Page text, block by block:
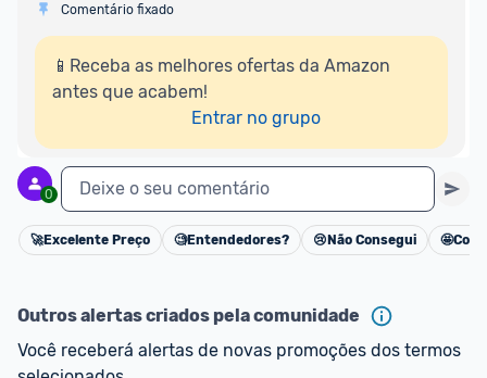
Comentário fixado
📱Receba as melhores ofertas da Amazon
antes que acabem!
Entrar no grupo
0 Deixe o seu comentário
Cancelar
🚀Excelente Preço 🧐Entendedores? 😢 Não Consegui 🤩
Outros alertas criados pela comunidade
Você receberá alertas de novas promoções dos termos